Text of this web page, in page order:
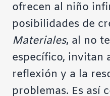
ofrecen al niño
posibilidades de
Materiales, al no
específico, invitan
reflexión y a la
problemas. Es así